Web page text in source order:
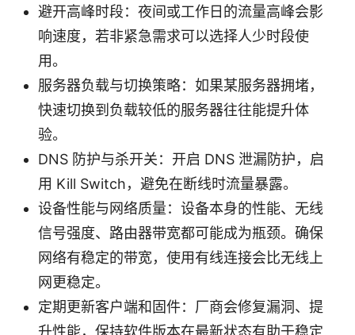
避开高峰时段：夜间或工作日的流量高峰会影
响速度，若非紧急需求可以选择人少时段使
用。
服务器负载与切换策略：如果某服务器拥堵，
快速切换到负载较低的服务器往往能提升体
验。
DNS 防护与杀开关：开启 DNS 泄漏防护，启
用 Kill Switch，避免在断线时流量暴露。
设备性能与网络质量：设备本身的性能、无线
信号强度、路由器带宽都可能成为瓶颈。确保
网络有稳定的带宽，使用有线连接会比无线上
网更稳定。
定期更新客户端和固件：厂商会修复漏洞、提
升性能，保持软件版本在最新状态有助于稳定